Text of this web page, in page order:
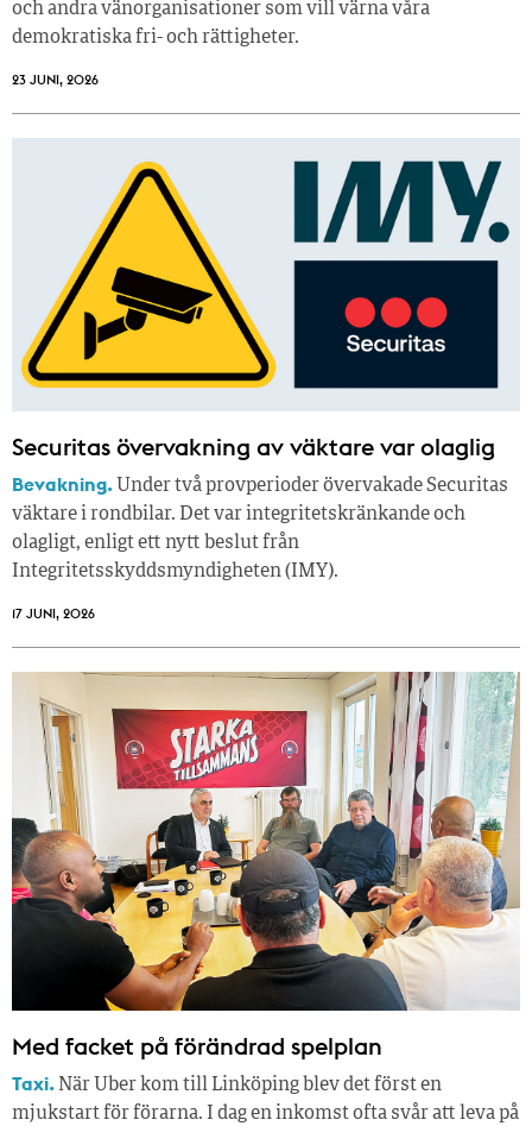
och andra vänorganisationer som vill värna våra
demokratiska fri- och rättigheter.
23 JUNI, 2026
Securitas övervakning av väktare var olaglig
Bevakning. Under två provperioder övervakade Securitas
väktare i rondbilar. Det var integritetskränkande och
olagligt, enligt ett nytt beslut från
Integritetsskyddsmyndigheten (IMY).
17 JUNI, 2026
Med facket på förändrad spelplan
Taxi. När Uber kom till Linköping blev det först en
mjukstart för förarna. I dag en inkomst ofta svår att leva på